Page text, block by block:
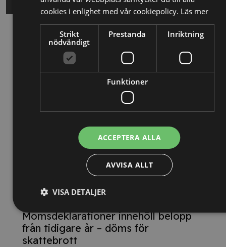
Relaterade nyheter
13/10/2025
Nya Världsbanksregler öppnar för
svenska företag – lär dig vinna
upphandlingar med våra nya kurser
Tillgänglighetsdirektivet
29/10/2024
Momsdeklarationer innehöll belopp
från tidigare år – döms för
skattebrott
cookies i enlighet med vår cookiepolicy. Läs mer
Strikt
nödvändigt
Prestanda Inriktning
Funktioner
ACCEPTERA ALLA
AVVISA ALLT
VISA DETALJER